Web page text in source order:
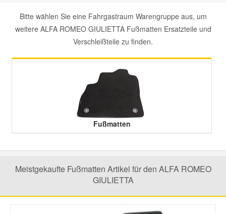
Bitte wählen Sie eine Fahrgastraum Warengruppe aus, um
weitere ALFA ROMEO GIULIETTA Fußmatten Ersatzteile und
Verschleißteile zu finden.
Fußmatten
Meistgekaufte Fußmatten Artikel für den ALFA ROMEO
GIULIETTA
Mercedes Ersatzteile
Mini Ersatzteile
Nissan Ersatzteile
Porsche Ersatzteile